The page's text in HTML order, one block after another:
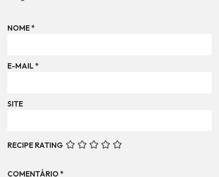
NOME*
E-MAIL *
SITE
RECIPE RATING
COMENTÁRIO *